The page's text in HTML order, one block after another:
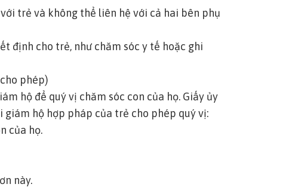
trẻ và không thể liên hệ với cả hai bên phụ
định cho trẻ, như chăm sóc y tế hoặc ghi
phép)
hộ để quý vị chăm sóc con của họ. Giấy ủy
giám hộ hợp pháp của trẻ cho phép quý vị:
của họ.
này.